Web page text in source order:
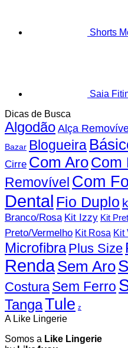
Shorts
Saia
Dicas de Busca
AlgodãoAlça
Bazar Blogueira
Cirre Com AroCom
Removível Com
Dental Fio Duplo
Branco/Rosa Kit Izzy Kit
Preto/Vermelho Kit Rosa Kit
Microfibra Plus Size
RendaSem Aro
Costura Sem Ferro
TangaTule z
A Like Lingerie
Somos a Like Lingerie